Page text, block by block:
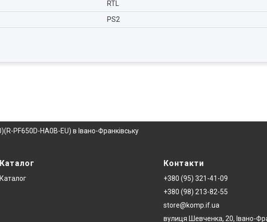
RTL
PS2
PF650D-HA0B-EU) в Івано-Франківську
Каталог
Каталог
Контакти
+380 (95) 321-41-09
+380 (98) 213-82-55
store@komp.if.ua
вулиця Шевченка, 20, Івано-